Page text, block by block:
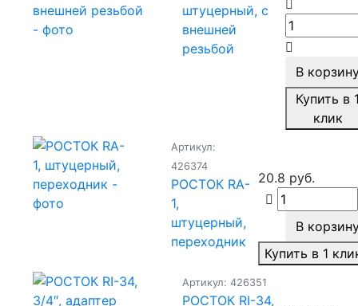
штуцерный, с
внешней
резьбой
В
Купить в
клик
Артикул:
426374
РОСТОК RA-
1,
штуцерный,
переходник
20.8 руб.
В
Купить в 1
Артикул: 426351
РОСТОК RI-34,